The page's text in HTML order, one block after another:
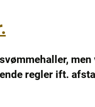
regler ift.